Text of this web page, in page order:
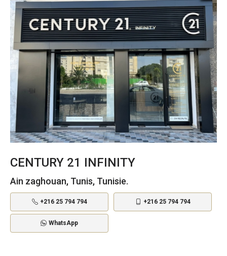
CENTURY 21 INFINITY
Ain zaghouan, Tunis, Tunisie.
+216 25 794 794 +216 25 794 794
WhatsApp